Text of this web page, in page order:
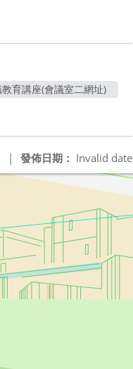
育講座(會議室二網址)
發佈日期： Invalid date
|